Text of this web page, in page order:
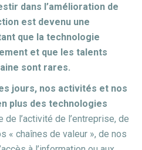
dans l’amélioration de
est devenu une
que la technologie
et que les talents
sont rares.
jours, nos activités et nos
plus des technologies
de l’activité de l’entreprise, de
« chaînes de valeur », de nos